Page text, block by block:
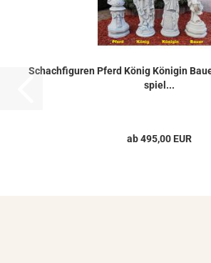
Schach­fi­gu­ren Pferd König Kö­ni­gin
spiel...
ab 495,00 EUR